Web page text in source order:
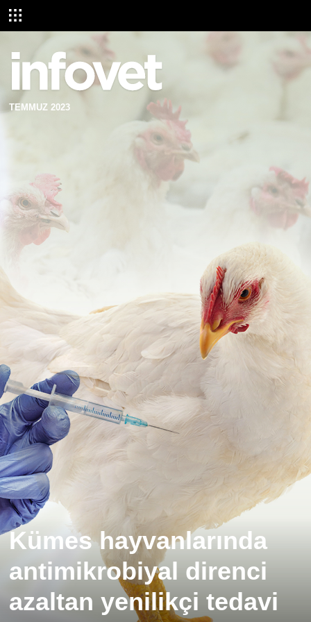
TEMMUZ 2023
Kümes hayvanlarında
antimikrobiyal direnci
azaltan yenilikçi tedavi